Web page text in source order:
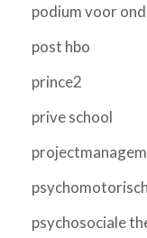
podium voor
post hbo
prince2
prive school
psychosociale